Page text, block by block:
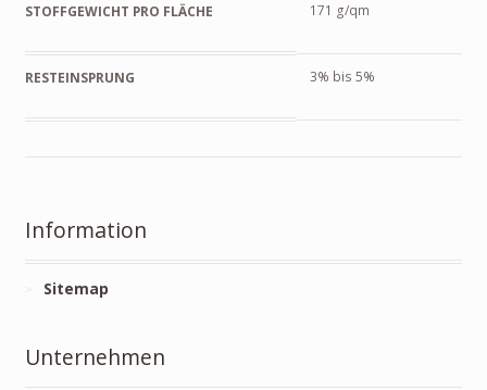
STOFFGEWICHT PRO FLÄCHE 171 g/qm
RESTEINSPRUNG 3% bis 5%
Information
Sitemap
Unternehmen